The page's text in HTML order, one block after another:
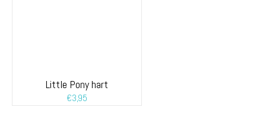
Little Pony hart
€3,95